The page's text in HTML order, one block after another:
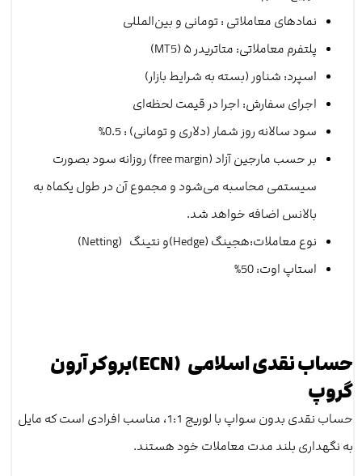
نمادهای معاملاتی : تومانی و بین‌المللی
پلتفرم معاملاتی: متاتریدر ۵ (MT5)
اسپرد: شناور (بسته به شرایط بازار)
اجرای سفارش: اجرا در قیمت لحظه‌ای
سود سالانه روز شمار (دلاری و تومانی) : 0.5%
بر حسب مارجین آزاد (free margin) روزانه سود بصورت
سیستمی محاسبه می‌شود و مجموع آن در طول یکماه به
بالانس اضافه خواهد شد.
نوع معاملات:هجینگ (Hedge)و نتینگ (Netting)
استاپ اوت: 50%
حساب نقدی اسلامی (ECN)بروکر آرون
گروپ
حساب نقدی بدون سواپ با لوریج 1:1، مناسب افرادی است که مایل
به نگهداری بلند مدت معاملات خود هستند.